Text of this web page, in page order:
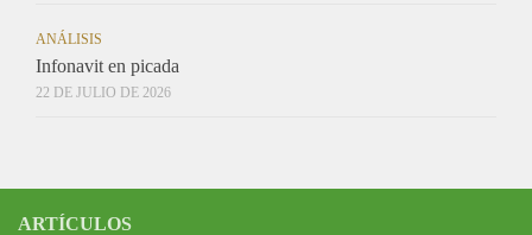
ANÁLISIS
Infonavit en picada
22 DE JULIO DE 2026
ARTÍCULOS